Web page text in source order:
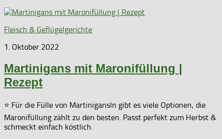
Fleisch & Geflügelgerichte
1. Oktober 2022
Martinigans mit Maronifüllung |
Rezept
⭐ Für die Fülle von Martinigansln gibt es viele Optionen, die
Maronifüllung zählt zu den besten. Passt perfekt zum Herbst &
schmeckt einfach köstlich.